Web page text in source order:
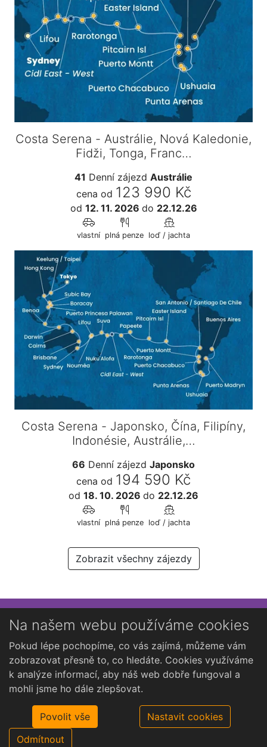
Costa Serena - Austrálie, Nová Kaledonie,
Fidži, Tonga, Franc…
41 Denní zájezd Austrálie
cena od 123 990 Kč
od 12. 11. 2026 do 22.12.26
vlastní plná penze loď / jachta
Costa Serena - Japonsko, Čína, Filipíny,
Indonésie, Austrálie,…
66 Denní zájezd Japonsko
cena od 194 590 Kč
od 18. 10. 2026 do 22.12.26
vlastní plná penze loď / jachta
Zobrazit všechny zájezdy
Přihlaste se k newsletteru
Chcete dostávat občasné novinky o Kutné Hoře?
Na našem webu používáme cookies
Pokud lépe pochopíme, co vás zajímá, můžeme vám
zobrazovat přesně to, co hledáte. Cookies využíváme
k analýze informací, aby náš web dobře fungoval a
mohli jsme ho dále zlepšovat.
Povolit vše
Nastavit cookies
Odmítnout